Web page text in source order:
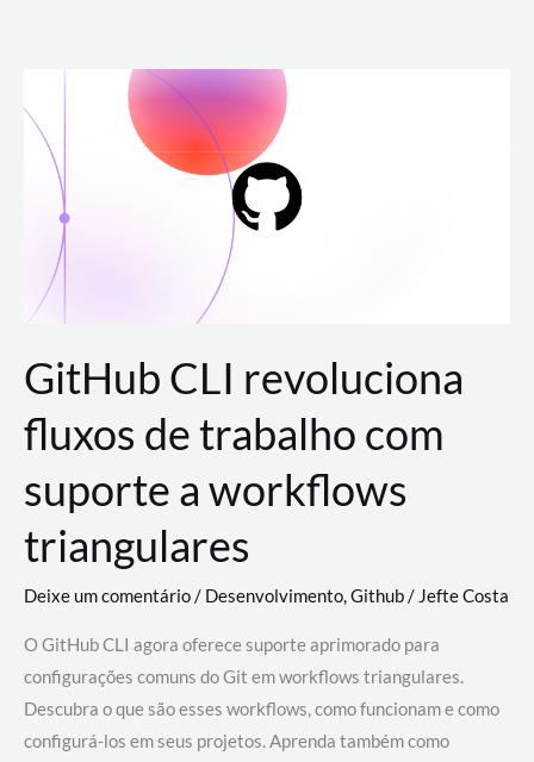
para
conteúdo
GitHub CLI revoluciona
fluxos de trabalho com
suporte a workflows
triangulares
Deixe um comentário/ Desenvolvimento,Github/ Jefte Costa
O GitHub CLI agora oferece suporte aprimorado para
configurações comuns do Git em workflows triangulares.
Descubra o que são esses workflows, como funcionam e como
configurá-los em seus projetos. Aprenda também como